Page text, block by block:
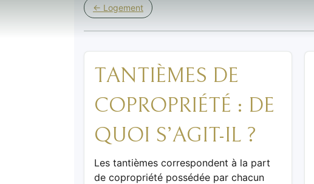
← Logement
TANTIÈMES DE
COPROPRIÉTÉ : DE
QUOI S’AGIT-IL ?
Les tantièmes correspondent à la part
de copropriété possédée par chacun